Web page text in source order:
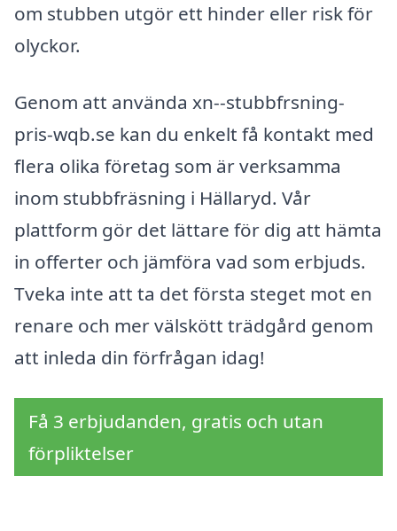
om stubben utgör ett hinder eller risk för
olyckor.
Genom att använda xn--stubbfrsning-
pris-wqb.se kan du enkelt få kontakt med
flera olika företag som är verksamma
inom stubbfräsning i Hällaryd. Vår
plattform gör det lättare för dig att hämta
in offerter och jämföra vad som erbjuds.
Tveka inte att ta det första steget mot en
renare och mer välskött trädgård genom
att inleda din förfrågan idag!
Få 3 erbjudanden, gratis och utan
förpliktelser